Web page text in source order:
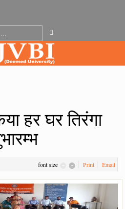
हर घर तिरंगा
font size Print Email